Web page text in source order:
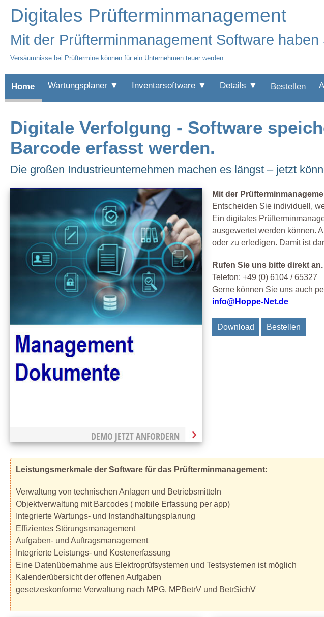
Digitales Prüfterminmanagement
Mit der Prüfterminmanagement Software
Versäumnisse bei Prüftermine können für ein Unternehmen teuer werden
Home Wartungsplaner ▼ Inventarsoftware ▼ Details ▼ Bestellen
Digitale Verfolgung - Software
Barcode erfasst werden.
Die großen Industrieunternehmen machen es längst – jetzt
DEMO JETZT ANFORDERN
Mit der
Entscheiden Sie individuell,
Ein digitales
ausgewertet werden können.
oder zu erledigen. Damit ist
Rufen Sie uns bitte direkt an.
Telefon: +49 (0) 6104 / 65327
Gerne können Sie uns auch
info@Hoppe-Net.de
Download Bestellen
Leistungsmerkmale der Software für das Prüfterminmanagement:
Verwaltung von technischen Anlagen und Betriebsmitteln
Objektverwaltung mit Barcodes ( mobile Erfassung per app)
Integrierte Wartungs- und Instandhaltungsplanung
Effizientes Störungsmanagement
Aufgaben- und Auftragsmanagement
Integrierte Leistungs- und Kostenerfassung
Eine Datenübernahme aus Elektroprüfsystemen und Testsystemen ist möglich
Kalenderübersicht der offenen Aufgaben
gesetzeskonforme Verwaltung nach MPG, MPBetrV und BetrSichV